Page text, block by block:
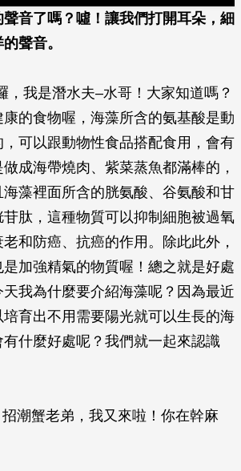
音了嗎？噓！讓我們打開耳朵，細
聲音。
，我是潛水夫–水哥！大家知道嗎？
的食物喔，海藻所含的氨基酸是動
可以跟動物性食品搭配食用，會有
成海帶燒肉、紫菜蒸魚都滿棒的，
藻裡面所含的胱氨酸、谷氨酸和甘
肽，這種物質可以抑制細胞被過氧
和防癌、抗癌的作用。除此此外，
加強精氣的物質喔！總之就是好處
我為什麼要介紹海藻呢？因為最近
育出不用需要陽光就可以生長的海
什麼好處呢？我們就一起來認識
潮蟹老弟，我又來啦！你在幹麻